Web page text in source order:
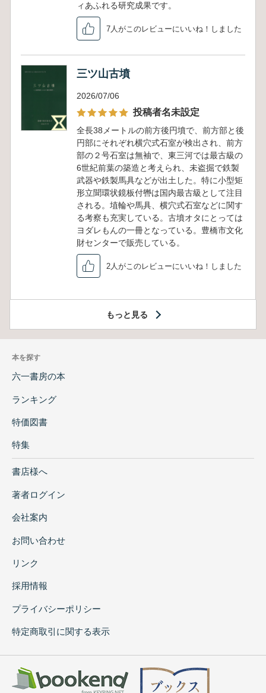
ィあふれる研究成果です。
7人がこのレビューにいいね！しました
三ツ山古墳
2026/07/06
投稿者名未設定
全長38メートルの前方後円墳で、前方部と後
円部にそれぞれ横穴式石室が検出され、前方
部の２号石室は無袖で、東三河では最古級の
6世紀前葉の築造と考えられ、未盗掘で鉄製
武器や鉄製馬具などが出土した。特に小型矩
形立聞環状鏡板付轡は国内最古級として注目
される。埴輪や馬具、横穴式石室などに関す
る考察も充実している。古墳オタにとっては
ヨダレもんの一冊となっている。豊橋市文化
財センターで販売している。
2人がこのレビューにいいね！しました
もっと見る
本を探す
六一書房の本
ランキング
特価図書
特集
書店様へ
著者ログイン
会社案内
お問い合わせ
リンク
採用情報
プライバシーポリシー
特定商取引に関する表示